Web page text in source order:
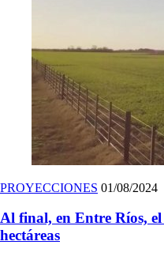
PROYECCIONES 01/08/2024
Al final, en Entre Ríos,
hectáreas